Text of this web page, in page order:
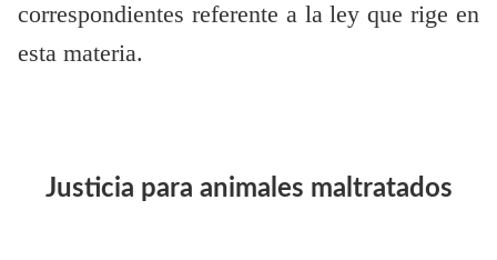
correspondientes referente a la ley que rige en
esta materia.
Justicia para animales maltratados